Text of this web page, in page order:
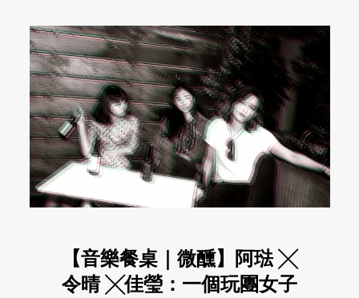
【音樂餐桌｜微醺】阿琺 ╳
令晴 ╳佳瑩：一個玩團女子